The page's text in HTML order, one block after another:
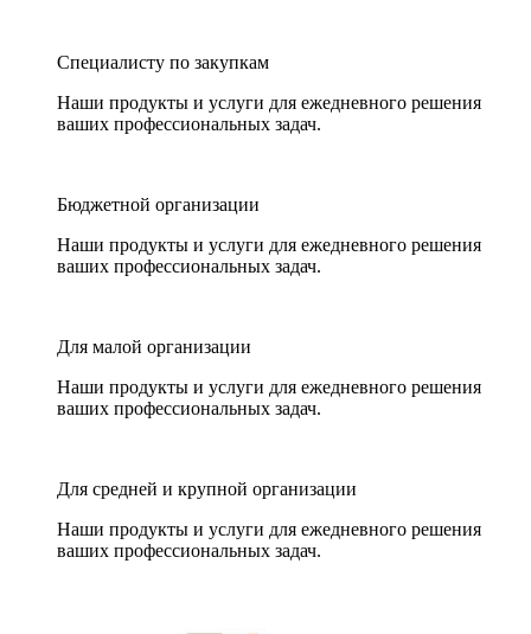
Специалисту по закупкам
Наши продукты и услуги для ежедневного решения
ваших профессиональных задач.
Бюджетной организации
Наши продукты и услуги для ежедневного решения
ваших профессиональных задач.
Для малой организации
Наши продукты и услуги для ежедневного решения
ваших профессиональных задач.
Для средней и крупной организации
Наши продукты и услуги для ежедневного решения
ваших профессиональных задач.